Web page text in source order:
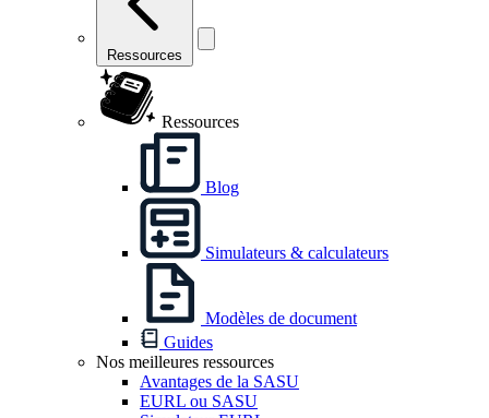
Ressources
Ressources
Blog
Simulateurs & calculateurs
Modèles de document
Guides
Nos meilleures ressources
Avantages de la SASU
EURL ou SASU